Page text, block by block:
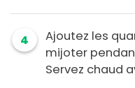
4
Ajoutez les
mijoter
Servez chaud